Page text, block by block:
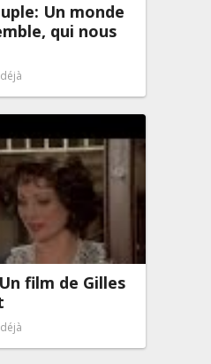
Un monde
qui nous
film de Gilles